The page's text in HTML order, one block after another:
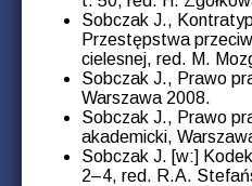
Sobczak J.,
Przestępstwa
cielesnej, red. M.
Sobczak J., Prawo
Warszawa 2008.
Sobczak J., Prawo
akademicki,
Sobczak J. [w:]
2–4, red. R.A.